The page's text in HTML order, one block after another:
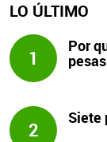
LO ÚLTIMO
1
Por
2
Siete